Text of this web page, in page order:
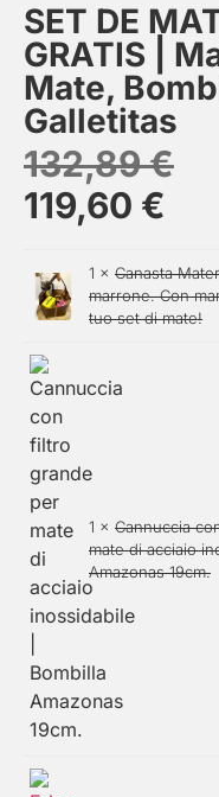
SET DE
GRATIS |
Mate,
Galletitas
132,89€
119,60 €
1 × Canasta
marrone. Con
tuo set di mate!
1 × Cannuccia
mate di acciaio
Amazonas 19cm.